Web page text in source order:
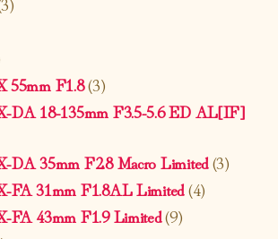
55mm F1.8(3)
DA 18-135mm F3.5-5.6 ED AL[IF]
DA 35mm F2.8 Macro Limited(3)
FA 31mm F1.8AL Limited(4)
FA 43mm F1.9 Limited(9)